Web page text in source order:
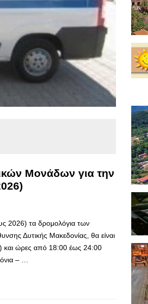
Μονάδων για την
2026) τα δρομολόγια των
Δυτικής Μακεδονίας, θα είναι
ώρες από 18:00 έως 24:00
– …